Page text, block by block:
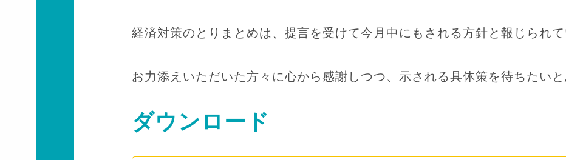
経済対策のとりまとめは、提言を受けて今月中にもされる方針と報じられて
お力添えいただいた方々に心から感謝しつつ、示される具体策を待ちたいと
ダウンロード